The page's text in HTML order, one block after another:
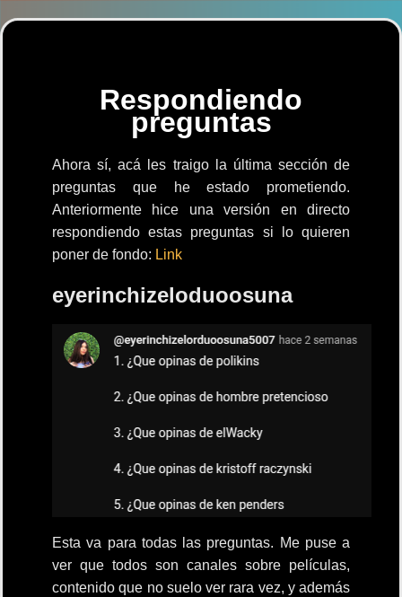
Respondiendo
preguntas
Ahora sí, acá les traigo la última sección de
preguntas que he estado prometiendo.
Anteriormente hice una versión en directo
respondiendo estas preguntas si lo quieren
poner de fondo: Link
eyerinchizeloduoosuna
Esta va para todas las preguntas. Me puse a
ver que todos son canales sobre películas,
contenido que no suelo ver rara vez, y además